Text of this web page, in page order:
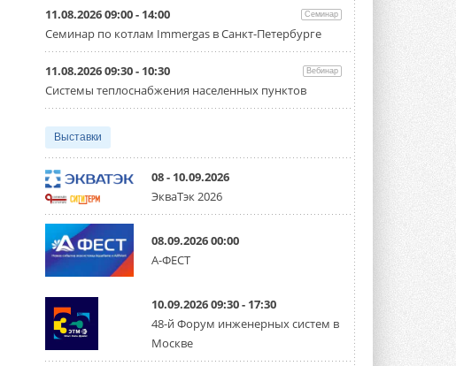
Samsung выпускает VRF-
систему DVM на R32
Линейка включает семь типоразмеров
производительностью от 22,4 до 56 кВт.
Суммарная длина трубопроводов ...
3 АВГУСТА 2026
итоги конкурса студенческих
проектов «ТИМ-лидеры 2026»
стартует уже в сентябре 2026 года ...
3 АВГУСТА 2026
«Русклимат» укрепляет
партнёрство за Уралом
Омск с трёхдневным рабочим визитом ...
31 ИЮЛЯ 2026
Carrier модернизирует
11.08.2026 09:00 - 14:00 Семинар
Семинар по котлам Immergas в Санкт-Петербурге
11.08.2026 09:30 - 10:30 Вебинар
Системы теплоснабжения населенных пунктов
Выставки
08 - 10.09.2026
ЭкваТэк 2026
08.09.2026 00:00
А-ФЕСТ
10.09.2026 09:30 - 17:30
48-й Форум инженерных систем в
Москве